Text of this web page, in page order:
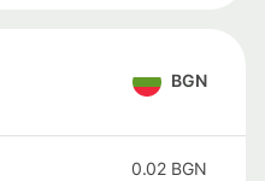
BGN
0.02 BGN